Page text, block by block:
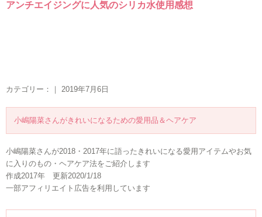
アンチエイジングに人気のシリカ水使用感想
カテゴリー：｜ 2019年7月6日
小嶋陽菜さんがきれいになるための愛用品＆ヘアケア
小嶋陽菜さんが2018・2017年に語ったきれいになる愛用アイテムやお気
に入りのもの・ヘアケア法をご紹介します
作成2017年 更新2020/1/18
一部アフィリエイト広告を利用しています